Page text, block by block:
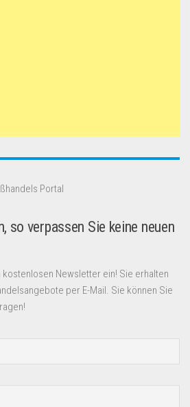
Portal
so verpassen Sie keine neuen
Newsletter ein! Sie erhalten
per E-Mail. Sie können Sie